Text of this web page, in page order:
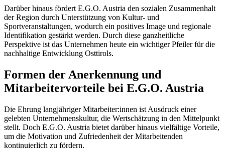
Darüber hinaus fördert E.G.O. Austria den sozialen Zusammenhalt
der Region durch Unterstützung von Kultur- und
Sportveranstaltungen, wodurch ein positives Image und regionale
Identifikation gestärkt werden. Durch diese ganzheitliche
Perspektive ist das Unternehmen heute ein wichtiger Pfeiler für die
nachhaltige Entwicklung Osttirols.
Formen der Anerkennung und
Mitarbeitervorteile bei E.G.O. Austria
Die Ehrung langjähriger Mitarbeiter:innen ist Ausdruck einer
gelebten Unternehmenskultur, die Wertschätzung in den Mittelpunkt
stellt. Doch E.G.O. Austria bietet darüber hinaus vielfältige Vorteile,
um die Motivation und Zufriedenheit der Mitarbeitenden
kontinuierlich zu fördern.